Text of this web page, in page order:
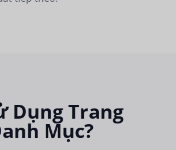
Dụng Trang
Mục?